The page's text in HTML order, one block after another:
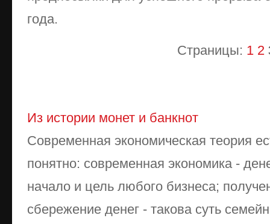
года.
Страницы: 1 2
Из истории монет и банкнот
Современная экономическая теория
понятно: современная экономика -
начало и цель любого бизнеса;
сбережение денег - такова суть